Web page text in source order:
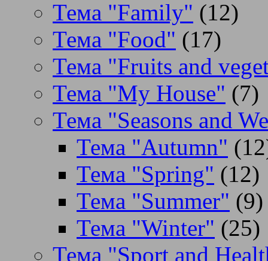
Тема "Family" (12)
Тема "Food" (17)
Тема "Fruits and
Тема "My House" (7)
Тема "Seasons and
Тема "Autumn"
Тема "Spring" (12)
Тема "Summer" (9)
Тема "Winter" (25)
Тема "Sport and